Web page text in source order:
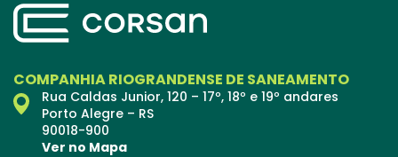
COMPANHIA RIOGRANDENSE DE SANEAMENTO
Rua Caldas Junior, 120 – 17º, 18º e 19º andares
Porto Alegre – RS
90018-900
Ver no Mapa